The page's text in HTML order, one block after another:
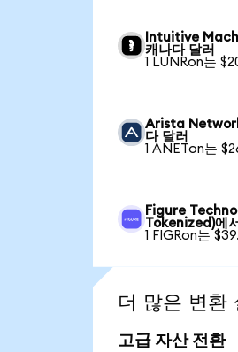
Intuitive
캐나다 달러
1 LUNRon는
Arista
다 달러
1 ANETon는
Figure
Tokenized)에
1 FIGRon는
더 많은 변환
고급 자산 전환